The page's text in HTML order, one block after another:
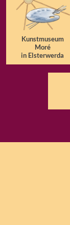
Kunstmuseum
Moré
in Elsterwerda